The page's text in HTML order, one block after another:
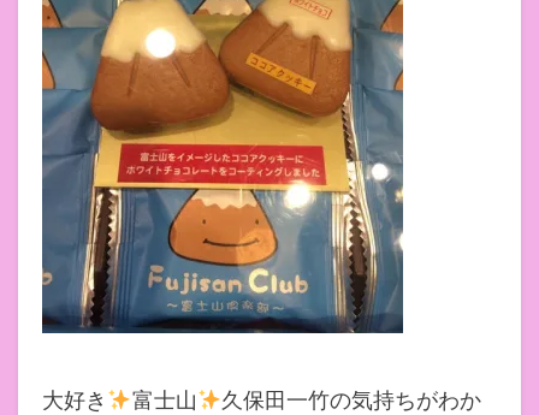
大好き 富士山
久保田一竹の気持ちがわか